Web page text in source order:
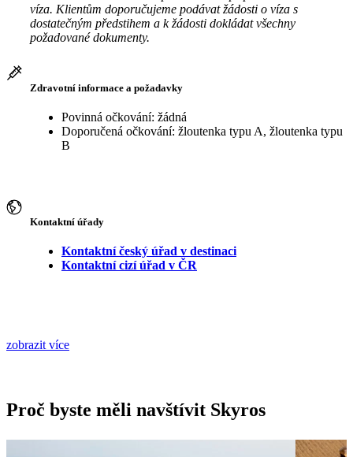
víza. Klientům doporučujeme podávat žádosti o víza s
dostatečným předstihem a k žádosti dokládat všechny
požadované dokumenty.
Zdravotní informace a požadavky
Povinná očkování: žádná
Doporučená očkování: žloutenka typu A, žloutenka typu
B
Kontaktní úřady
Kontaktní český úřad v destinaci
Kontaktní cizí úřad v ČR
zobrazit více
Proč byste měli navštívit Skyros